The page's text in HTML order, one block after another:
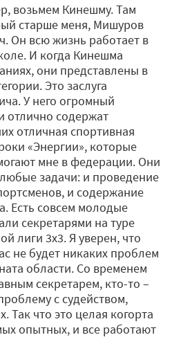
возьмем Кинешму. Там
старше меня, Мишуров
Он всю жизнь работает в
И когда Кинешма
они представлены в
Это заслуга
У него огромный
отлично содержат
отличная спортивная
«Энергии», которые
мне в федерации. Они
задачи: и проведение
и содержание
Есть совсем молодые
секретарями на туре
лиги 3х3. Я уверен, что
не будет никаких проблем
области. Со временем
секретарем, кто-то –
с судейством,
Так что это целая когорта
опытных, и все работают